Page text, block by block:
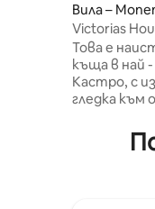
Вила –
Victorias
Hospitality
Това е
къща в най
Кастро, с
гледка към
настанят